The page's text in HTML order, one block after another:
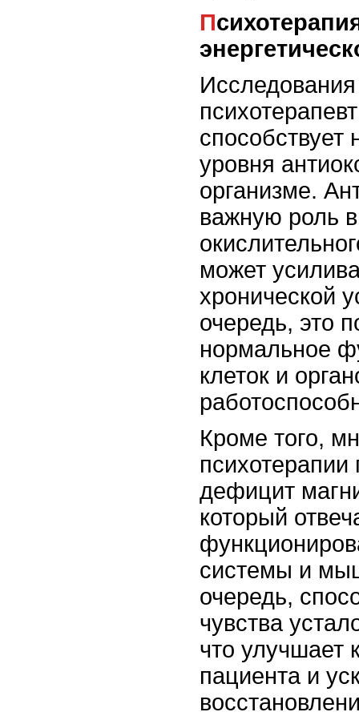
Психотерапия и восстановление
способствует
уровня
организме.
важную роль
может
хронической
очередь, это
нормальное
клеток и
Кроме того,
дефицит
который
системы и
очередь,
чувства
что улучшает
пациента и